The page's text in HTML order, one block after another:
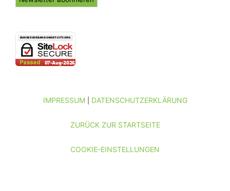
IMPRESSUM| DATENSCHUTZERKLÄRUNG
ZURÜCK ZUR STARTSEITE
COOKIE-EINSTELLUNGEN